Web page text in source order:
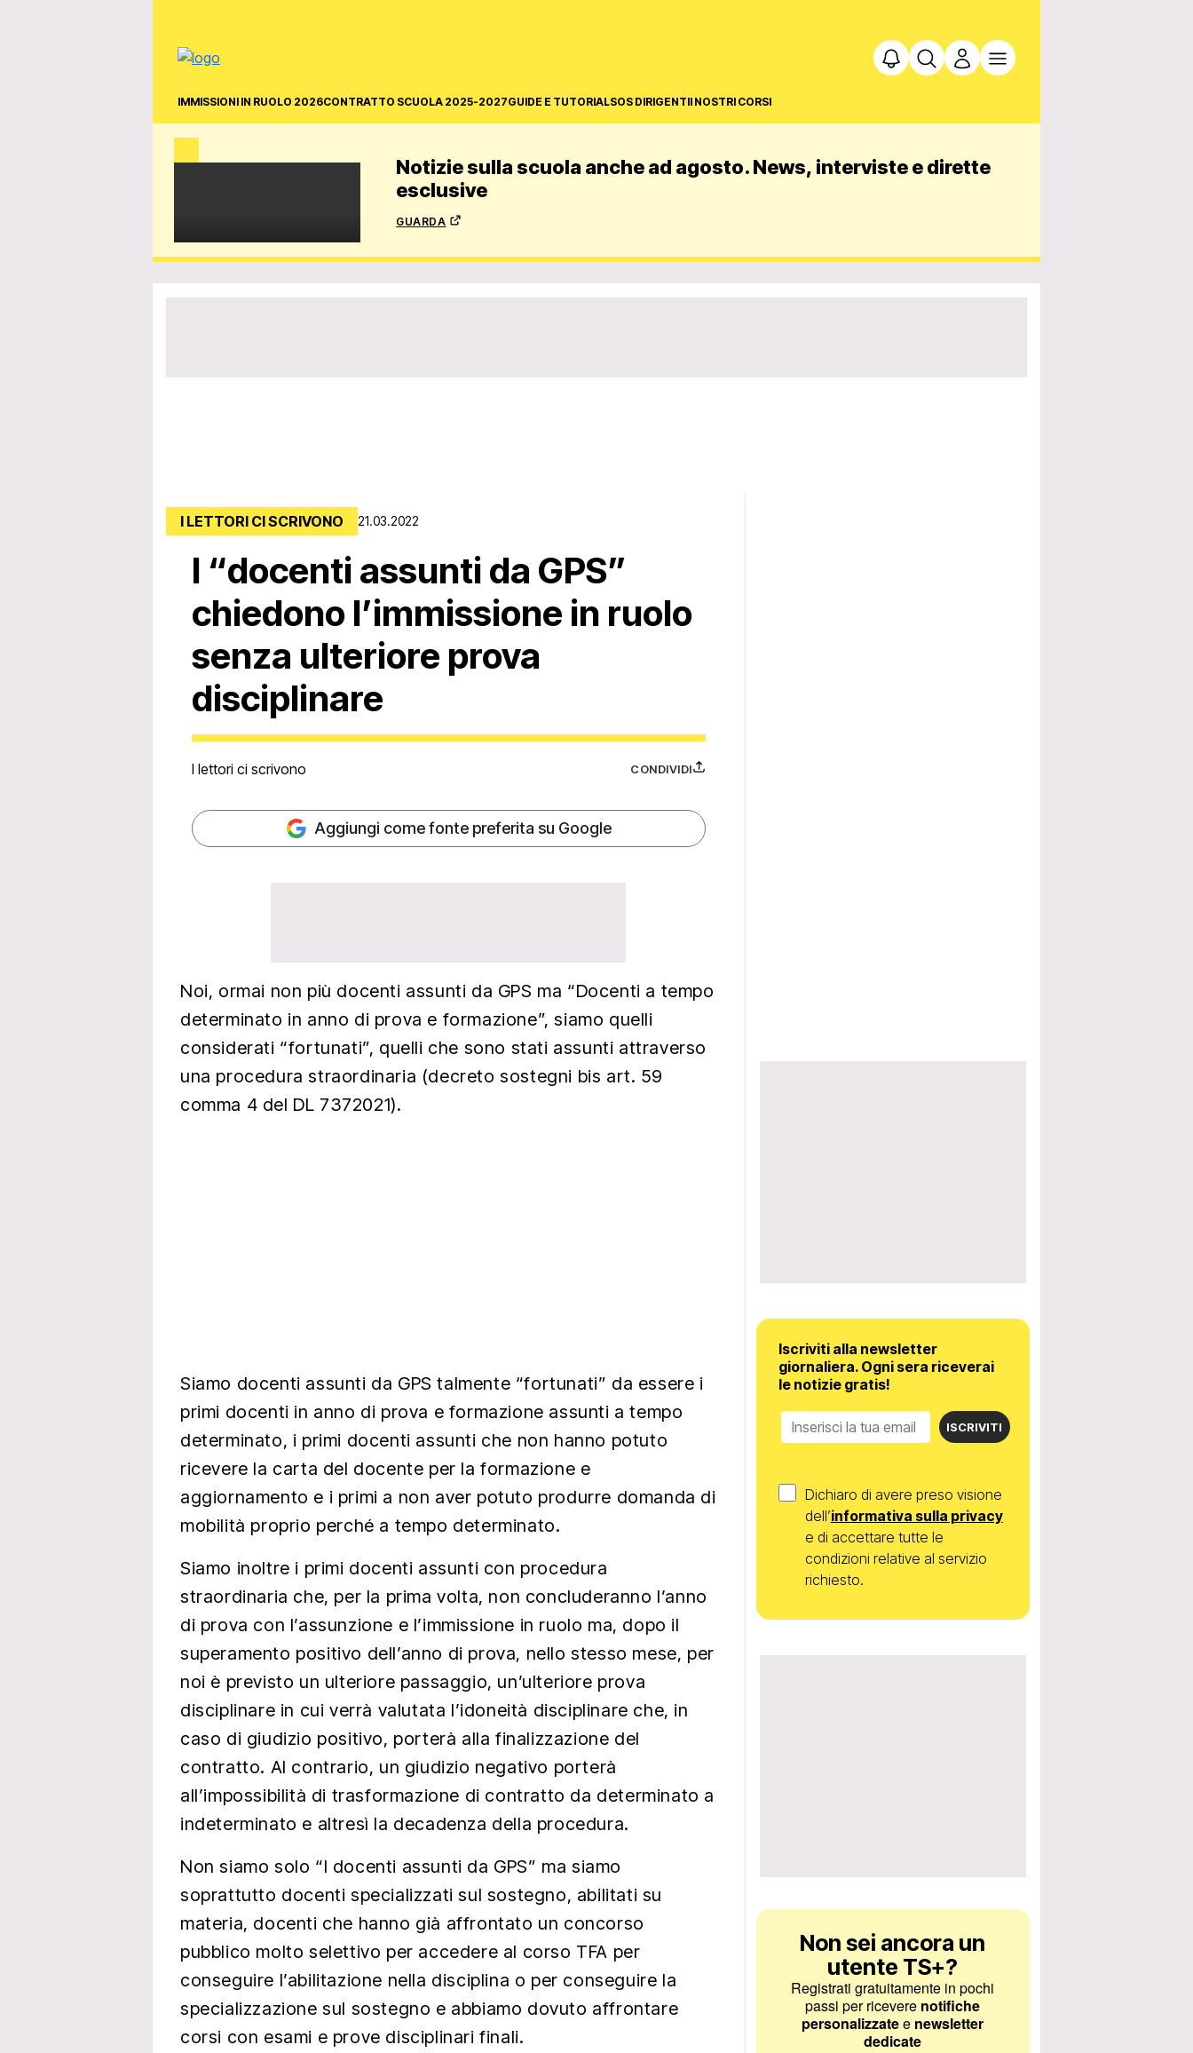
IMMISSIONI IN RUOLO 2026CONTRATTO SCUOLA 2025-2027GUIDE E TUTORIALSOS DIRIGENTII NOSTRI CORSI
Notizie sulla scuola anche ad agosto. News, interviste e dirette
esclusive
guarda
I LETTORI CI SCRIVONO 21.03.2022
I “docenti assunti da GPS”
chiedono l’immissione in ruolo
senza ulteriore prova
disciplinare
I lettori ci scrivono CONDIVIDI
Aggiungi come fonte preferita su Google
Noi, ormai non più docenti assunti da GPS ma “Docenti a tempo
determinato in anno di prova e formazione”, siamo quelli
considerati “fortunati”, quelli che sono stati assunti attraverso
una procedura straordinaria (decreto sostegni bis art. 59
comma 4 del DL 7372021).
Siamo docenti assunti da GPS talmente “fortunati” da essere i
primi docenti in anno di prova e formazione assunti a tempo
determinato, i primi docenti assunti che non hanno potuto
ricevere la carta del docente per la formazione e
aggiornamento e i primi a non aver potuto produrre domanda di
mobilità proprio perché a tempo determinato.
Siamo inoltre i primi docenti assunti con procedura
straordinaria che, per la prima volta, non concluderanno l’anno
di prova con l’assunzione e l’immissione in ruolo ma, dopo il
superamento positivo dell’anno di prova, nello stesso mese, per
noi è previsto un ulteriore passaggio, un’ulteriore prova
disciplinare in cui verrà valutata l’idoneità disciplinare che, in
caso di giudizio positivo, porterà alla finalizzazione del
contratto. Al contrario, un giudizio negativo porterà
all’impossibilità di trasformazione di contratto da determinato a
indeterminato e altresì la decadenza della procedura.
Non siamo solo “I docenti assunti da GPS” ma siamo
soprattutto docenti specializzati sul sostegno, abilitati su
materia, docenti che hanno già affrontato un concorso
pubblico molto selettivo per accedere al corso TFA per
conseguire l’abilitazione nella disciplina o per conseguire la
specializzazione sul sostegno e abbiamo dovuto affrontare
corsi con esami e prove disciplinari finali.
Iscriviti alla newsletter
giornaliera. Ogni sera riceverai
le notizie gratis!
ISCRIVITI
Dichiaro di avere preso visione
dell’informativa sulla privacy
e di accettare tutte le
condizioni relative al servizio
richiesto.
Non sei ancora un
utente TS+?
Registrati gratuitamente in pochi
passi per ricevere notifiche
personalizzatee newsletter
dedicate